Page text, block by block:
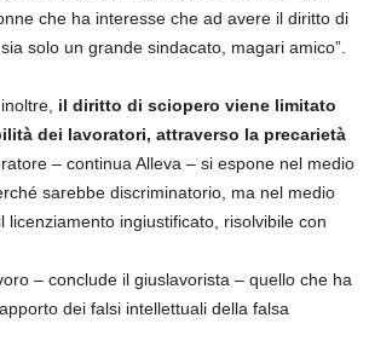
che ha interesse che ad avere il diritto di
solo un grande sindacato, magari amico”.
il diritto di sciopero viene limitato
dei lavoratori, attraverso la precarietà
– continua Alleva – si espone nel medio
sarebbe discriminatorio, ma nel medio
licenziamento ingiustificato, risolvibile con
– conclude il giuslavorista – quello che ha
dei falsi intellettuali della falsa